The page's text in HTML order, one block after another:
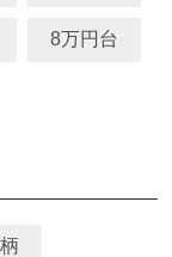
8万円台